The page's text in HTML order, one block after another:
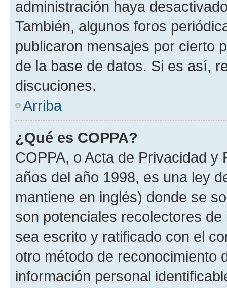
administración haya
También, algunos foros
publicaron mensajes por cierto
de la base de datos. Si es así,
discuciones.
Arriba
¿Qué es COPPA?
COPPA, o Acta de Privacidad
años del año 1998, es una ley
mantiene en inglés) donde se
son potenciales recolectores
sea escrito y ratificado con el
otro método de reconocimiento
información personal